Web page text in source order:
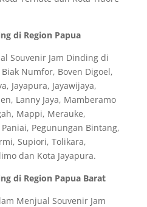
di Region Papua
Souvenir Jam Dinding di
Numfor, Boven Digoel,
Jayapura, Jayawijaya,
Lanny Jaya, Mamberamo
Mappi, Merauke,
Pegunungan Bintang,
Supiori, Tolikara,
dan Kota Jayapura.
di Region Papua Barat
Menjual Souvenir Jam